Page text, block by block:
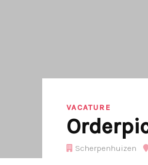
VACATURE
Scherpenhuizen